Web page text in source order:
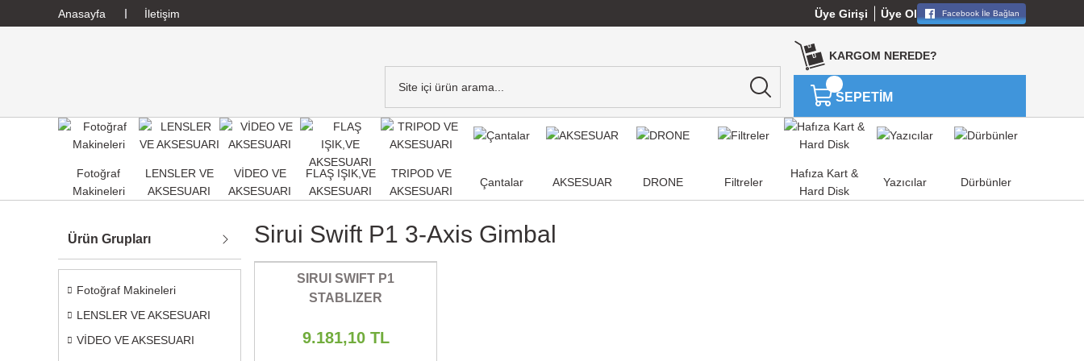
Anasayfa İletişim Üye Girişi Üye Ol Facebook İle Bağlan
KARGOM NEREDE?
SEPETİM
Fotoğraf
Makineleri
LENSLER VE
AKSESUARI
VİDEO VE
AKSESUARI
FLAŞ IŞIK,VE
AKSESUARI
TRIPOD VE
AKSESUARI
Çantalar AKSESUAR DRONE Filtreler
Hafıza Kart &
Hard Disk
Yazıcılar Dürbünler
Ürün Grupları
Fotoğraf Makineleri
LENSLER VE AKSESUARI
VİDEO VE AKSESUARI
Sirui Swift P1 3-Axis Gimbal
SIRUI SWIFT P1
STABLIZER
9.181,10 TL